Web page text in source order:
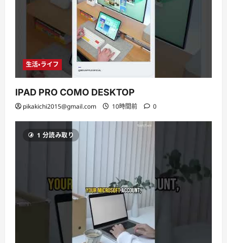
生活・ライフ
IPAD PRO COMO DESKTOP
pikakichi2015@gmail.com 10時間前 0
1 分読み取り